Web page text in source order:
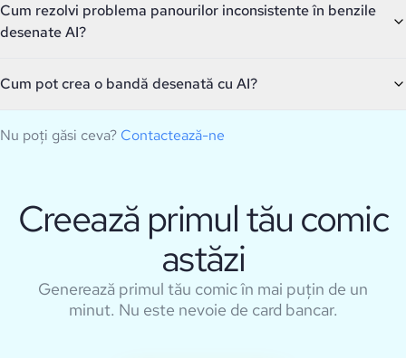
Cum rezolvi problema panourilor inconsistente în benzile
desenate AI?
Cum pot crea o bandă desenată cu AI?
Nu poți găsi ceva? Contactează-ne
Creează primul tău comic
astăzi
Generează primul tău comic în mai puțin de un
minut. Nu este nevoie de card bancar.